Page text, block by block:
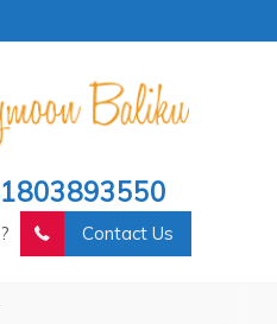
Contact Us